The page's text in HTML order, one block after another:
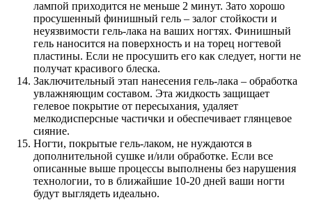
лампой приходится не меньше 2 минут. Зато хорошо
просушенный финишный гель – залог стойкости и
неуязвимости гель-лака на ваших ногтях. Финишный
гель наносится на поверхность и на торец ногтевой
пластины. Если не просушить его как следует, ногти не
получат красивого блеска.
Заключительный этап нанесения гель-лака – обработка
увлажняющим составом. Эта жидкость защищает
гелевое покрытие от пересыхания, удаляет
мелкодисперсные частички и обеспечивает глянцевое
сияние.
Ногти, покрытые гель-лаком, не нуждаются в
дополнительной сушке и/или обработке. Если все
описанные выше процессы выполнены без нарушения
технологии, то в ближайшие 10-20 дней ваши ногти
будут выглядеть идеально.